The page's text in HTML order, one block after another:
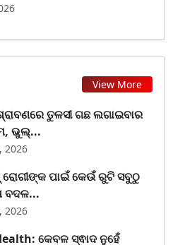
View More
ତୁଳସୀ ଗଛ ଲଗାଇବାର
ଭୁଲ୍...
2026
ରୋଗୀଙ୍କ ପାଇଁ କେଉଁ ରୁଟି ସବୁଠୁ
ବଦଳ...
2026
କେବଳ ସ୍ଵାଦ ନୁହେଁ